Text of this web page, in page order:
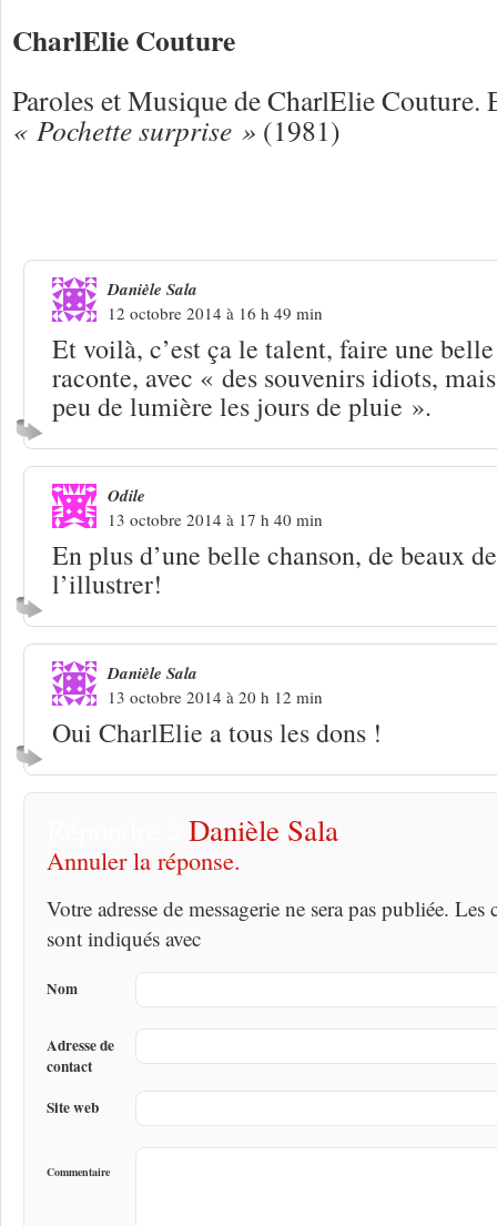
CharlElie Couture
Paroles et Musique de CharlElie
« Pochette surprise » (1981)
Danièle Sala
12 octobre 2014 à 16 h 49 min
Et voilà, c’est ça le talent, faire une
raconte, avec « des souvenirs idiots,
peu de lumière les jours de pluie ».
Odile
13 octobre 2014 à 17 h 40 min
En plus d’une belle chanson, de beaux
l’illustrer!
Danièle Sala
13 octobre 2014 à 20 h 12 min
Oui CharlElie a tous les dons !
Danièle Sala
Annuler la réponse.
Votre adresse de messagerie ne sera pas publiée.
sont indiqués avec
Nom
Adresse de
contact
Site web
Commentaire